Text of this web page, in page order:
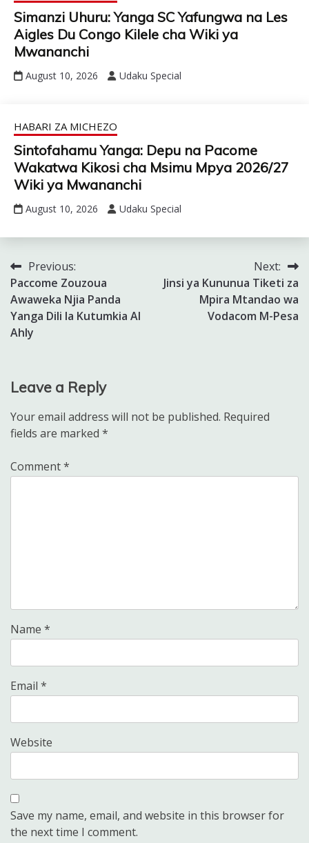
Simanzi Uhuru: Yanga SC Yafungwa na Les
Aigles Du Congo Kilele cha Wiki ya
Mwananchi
August 10, 2026 Udaku Special
HABARI ZA MICHEZO
Sintofahamu Yanga: Depu na Pacome
Wakatwa Kikosi cha Msimu Mpya 2026/27
Wiki ya Mwananchi
August 10, 2026 Udaku Special
Post
navigation
Previous:
Paccome Zouzoua
Awaweka Njia Panda
Yanga Dili la Kutumkia Al
Ahly
Next:
Jinsi ya Kununua Tiketi za
Mpira Mtandao wa
Vodacom M-Pesa
Leave a Reply
Your email address will not be published. Required
fields are marked *
Comment*
Name *
Email *
Website
Save my name, email, and website in this browser for
the next time I comment.